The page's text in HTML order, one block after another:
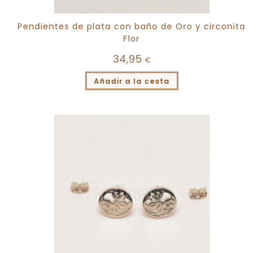
Pendientes de plata con baño de Oro y circonita
Flor
34,95 €
Añadir a la cesta